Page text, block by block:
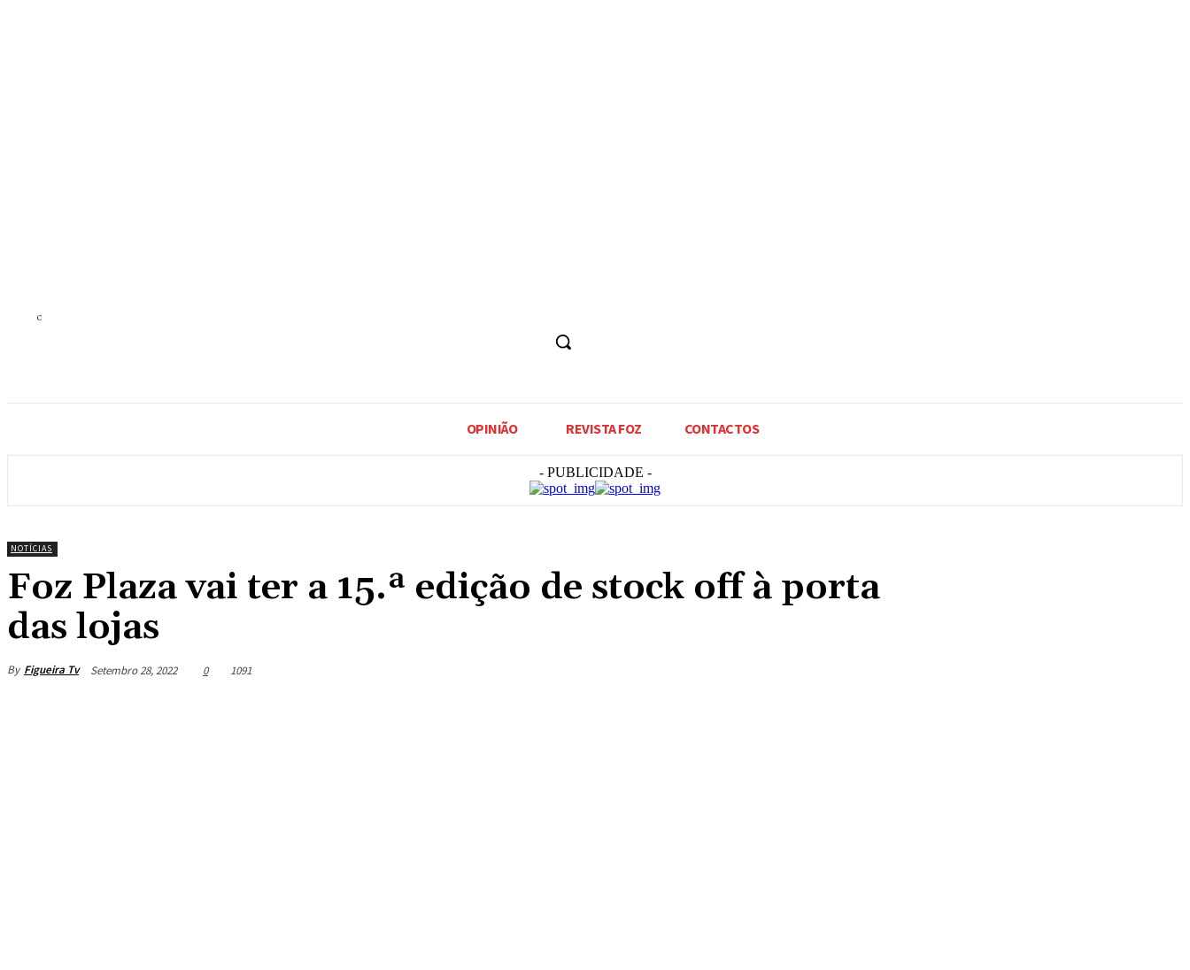
C
OPINIÃO REVISTA FOZ CONTACTOS
- PUBLICIDADE -
NOTÍCIAS
Foz Plaza vai ter a 15.ª edição de stock off à porta
das lojas
By Figueira Tv Setembro 28, 2022 0 1091